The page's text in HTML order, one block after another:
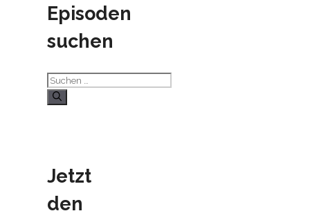
Episoden
suchen
Suchen
nach:
Jetzt
den